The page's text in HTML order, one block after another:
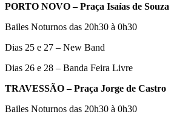
PORTO NOVO – Praça Isaías de Souza
Bailes Noturnos das 20h30 à 0h30
Dias 25 e 27 – New Band
Dias 26 e 28 – Banda Feira Livre
TRAVESSÃO – Praça Jorge de Castro
Bailes Noturnos das 20h30 à 0h30